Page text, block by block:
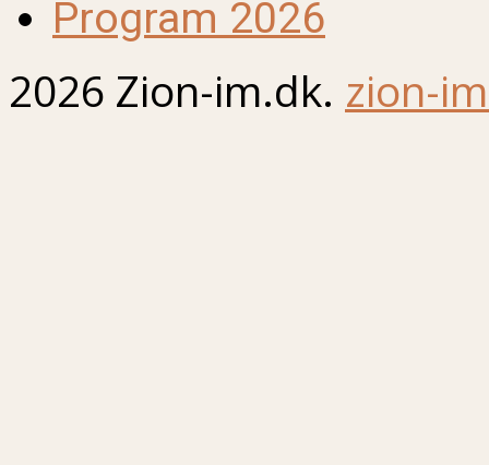
Program 2026
2026 Zion-im.dk. zion-